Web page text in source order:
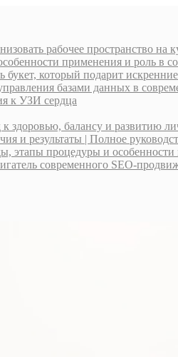
рабочее пространство на
применения и роль в
букет, который подарит
базами данных в
к УЗИ сердца
здоровью, балансу и развитию
и результаты | Полное
этапы процедуры и особенности
современного SEO-